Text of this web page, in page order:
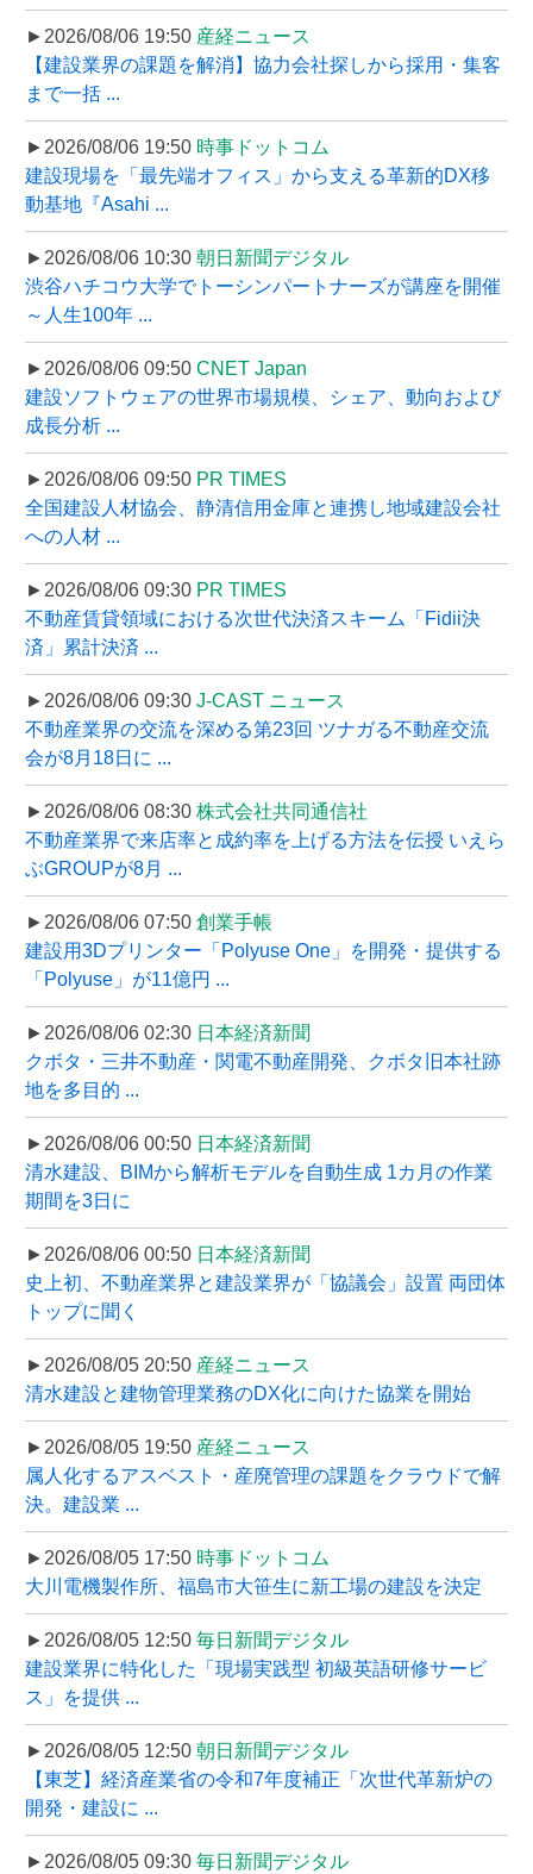
►2026/08/06 19:50 産経ニュース
【建設業界の課題を解消】協力会社探しから採用・集客
まで一括 ...
►2026/08/06 19:50 時事ドットコム
建設現場を「最先端オフィス」から支える革新的DX移
動基地『Asahi ...
►2026/08/06 10:30 朝日新聞デジタル
渋谷ハチコウ大学でトーシンパートナーズが講座を開催
～人生100年 ...
►2026/08/06 09:50 CNET Japan
建設ソフトウェアの世界市場規模、シェア、動向および
成長分析 ...
►2026/08/06 09:50 PR TIMES
全国建設人材協会、静清信用金庫と連携し地域建設会社
への人材 ...
►2026/08/06 09:30 PR TIMES
不動産賃貸領域における次世代決済スキーム「Fidii決
済」累計決済 ...
►2026/08/06 09:30 J-CAST ニュース
不動産業界の交流を深める第23回 ツナガる不動産交流
会が8月18日に ...
►2026/08/06 08:30 株式会社共同通信社
不動産業界で来店率と成約率を上げる方法を伝授 いえら
ぶGROUPが8月 ...
►2026/08/06 07:50 創業手帳
建設用3Dプリンター「Polyuse One」を開発・提供する
「Polyuse」が11億円 ...
►2026/08/06 02:30 日本経済新聞
クボタ・三井不動産・関電不動産開発、クボタ旧本社跡
地を多目的 ...
►2026/08/06 00:50 日本経済新聞
清水建設、BIMから解析モデルを自動生成 1カ月の作業
期間を3日に
►2026/08/06 00:50 日本経済新聞
史上初、不動産業界と建設業界が「協議会」設置 両団体
トップに聞く
►2026/08/05 20:50 産経ニュース
清水建設と建物管理業務のDX化に向けた協業を開始
►2026/08/05 19:50 産経ニュース
属人化するアスベスト・産廃管理の課題をクラウドで解
決。建設業 ...
►2026/08/05 17:50 時事ドットコム
大川電機製作所、福島市大笹生に新工場の建設を決定
►2026/08/05 12:50 毎日新聞デジタル
建設業界に特化した「現場実践型 初級英語研修サービ
ス」を提供 ...
►2026/08/05 12:50 朝日新聞デジタル
【東芝】経済産業省の令和7年度補正「次世代革新炉の
開発・建設に ...
►2026/08/05 09:30 毎日新聞デジタル